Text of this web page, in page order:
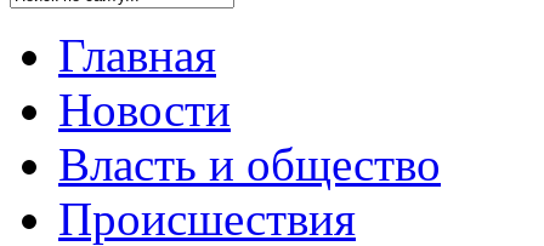
Главная
Новости
Власть и общество
Происшествия